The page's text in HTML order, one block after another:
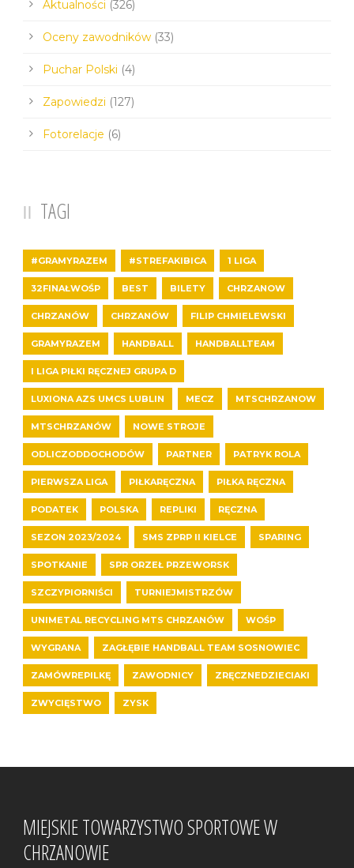
Aktualności (326)
Oceny zawodników (33)
Puchar Polski (4)
Zapowiedzi (127)
Fotorelacje (6)
TAGI
#GRAMYRAZEM #STREFAKIBICA 1 LIGA
32FINAŁWOŚP BEST BILETY CHRZANOW
CHRZANÓW CHRZANÓW FILIP CHMIELEWSKI
GRAMYRAZEM HANDBALL HANDBALLTEAM
I LIGA PIŁKI RĘCZNEJ GRUPA D
LUXIONA AZS UMCS LUBLIN MECZ MTSCHRZANOW
MTSCHRZANÓW NOWE STROJE
ODLICZODDOCHODÓW PARTNER PATRYK ROLA
PIERWSZA LIGA PIŁKARĘCZNA PIŁKA RĘCZNA
PODATEK POLSKA REPLIKI RĘCZNA
SEZON 2023/2024 SMS ZPRP II KIELCE SPARING
SPOTKANIE SPR ORZEŁ PRZEWORSK
SZCZYPIORNIŚCI TURNIEJMISTRZÓW
UNIMETAL RECYCLING MTS CHRZANÓW WOŚP
WYGRANA ZAGŁĘBIE HANDBALL TEAM SOSNOWIEC
ZAMÓWREPILKĘ ZAWODNICY ZRĘCZNEDZIECIAKI
ZWYCIĘSTWO ZYSK
MIEJSKIE TOWARZYSTWO SPORTOWE W
CHRZANOWIE